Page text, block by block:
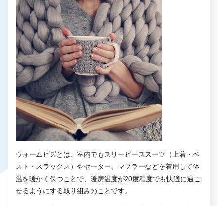
ウォームビズとは、室内でもスリーピーススーツ（上着・ベ
スト・スラックス）やセーター、マフラーなどを着用して体
温を暖かく保つことで、暖房温度が20度程度でも快適に過ご
せるようにする取り組みのことです。